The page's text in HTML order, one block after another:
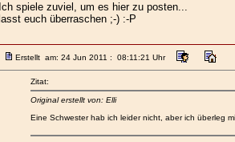
Ich spiele zuviel, um es hier zu posten...
lasst euch überraschen ;-) :-P
Erstellt am: 24 Jun 2011 : 08:11:21 Uhr
Zitat:
Original erstellt von: Elli
Eine Schwester hab ich leider nicht, aber ich überleg